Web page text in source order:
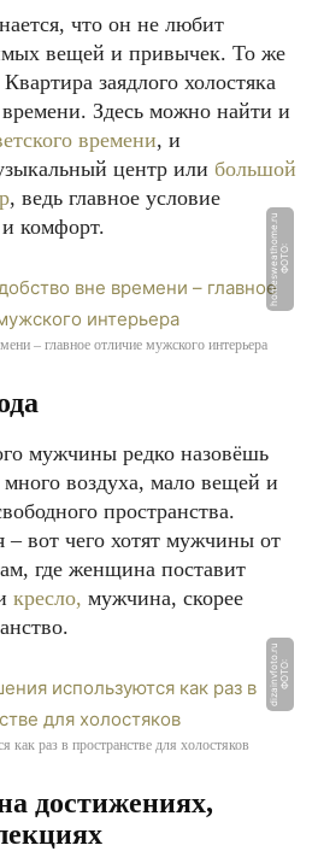
что он не любит
вещей и привычек. То же
заядлого холостяка
Здесь можно найти и
времени, и
центр или большой
, ведь главное условие
и комфорт.
Ф
О
Т
О:
h
o
m
e
s
w
e
а
t
h
o
m
e.
r
u
– главное отличие мужского интерьера
мужчины редко назовёшь
воздуха, мало вещей и
пространства.
вот чего хотят мужчины от
где женщина поставит
кресло, мужчина, скорее
Ф
О
Т
О:
di
z
ai
n
v
f
o
t
o.
r
u
раз в пространстве для холостяков
достижениях,